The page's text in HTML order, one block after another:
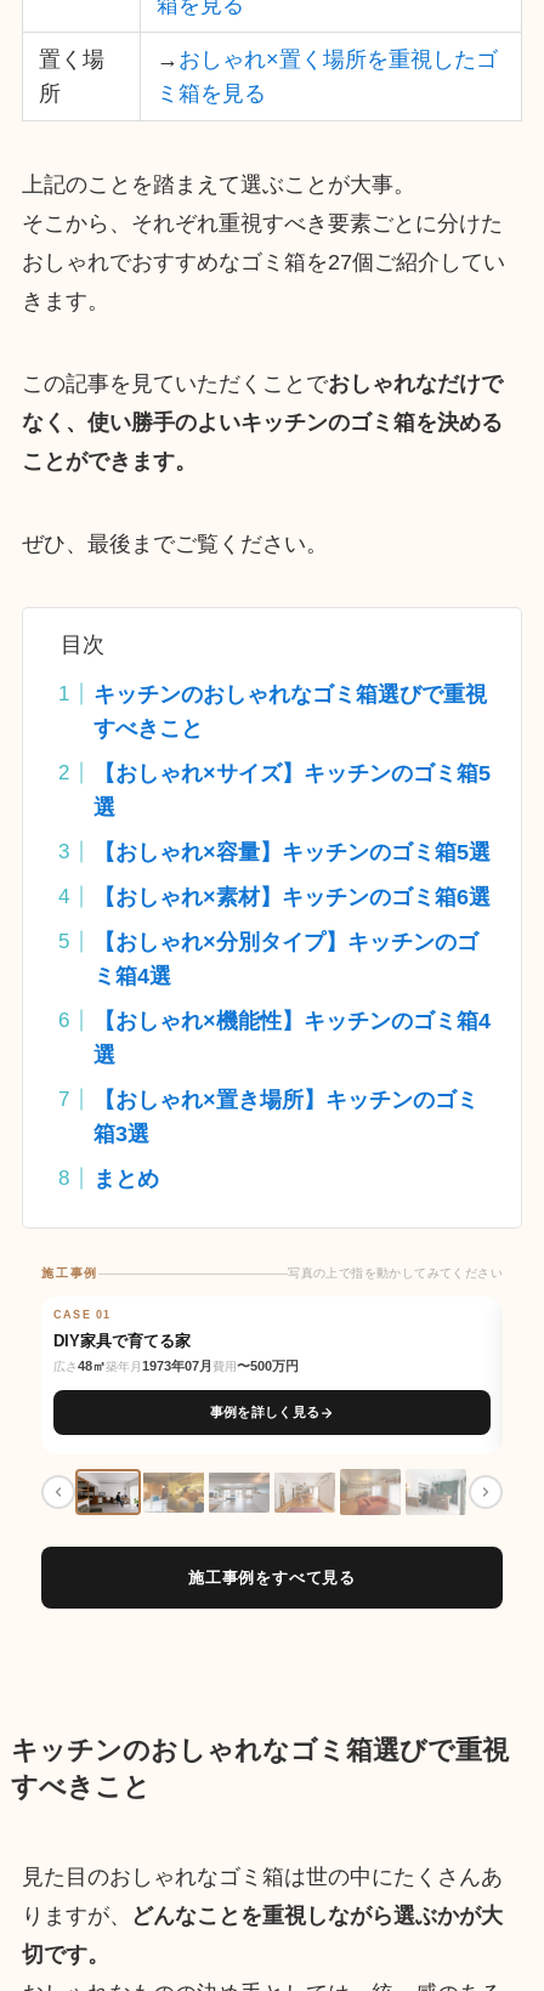
箱を見る
置く場
所
→ おしゃれ×置く場所を重視したゴ
ミ箱を見る
上記のことを踏まえて選ぶことが大事。
そこから、それぞれ重視すべき要素ごとに分けた
おしゃれでおすすめなゴミ箱を27個ご紹介してい
きます。
この記事を見ていただくことでおしゃれなだけで
なく、使い勝手のよいキッチンのゴミ箱を決める
ことができます。
ぜひ、最後までご覧ください。
目次
キッチンのおしゃれなゴミ箱選びで重視
すべきこと
【おしゃれ×サイズ】キッチンのゴミ箱5
選
【おしゃれ×容量】キッチンのゴミ箱5選
【おしゃれ×素材】キッチンのゴミ箱6選
【おしゃれ×分別タイプ】キッチンのゴ
ミ箱4選
【おしゃれ×機能性】キッチンのゴミ箱4
選
【おしゃれ×置き場所】キッチンのゴミ
箱3選
まとめ
施工事例 写真の上で指を動かしてみてください
BEFORE
写真の上で指を動かしてみてください
CASE 01
DIY家具で育てる家
広さ48㎡築年月 1973年07月 費用〜500万円
事例を詳しく見る
施工事例をすべて見る
キッチンのおしゃれなゴミ箱選びで重視
すべきこと
見た目のおしゃれなゴミ箱は世の中にたくさんあ
りますが、
どんなことを重視しながら選ぶかが大
切です。